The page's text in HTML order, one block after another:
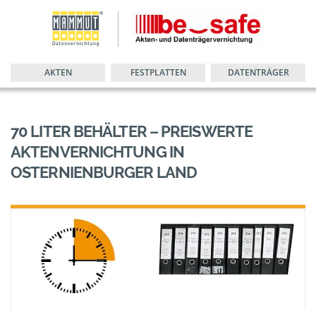
AKTEN FESTPLATTEN DATENTRÄGER
70 LITER BEHÄLTER – PREISWERTE
AKTENVERNICHTUNG IN
OSTERNIENBURGER LAND